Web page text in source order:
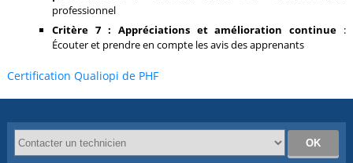
professionnel
Critère 7 : Appréciations et amélioration continue :
Écouter et prendre en compte les avis des apprenants
Certification Qualiopi de PHF